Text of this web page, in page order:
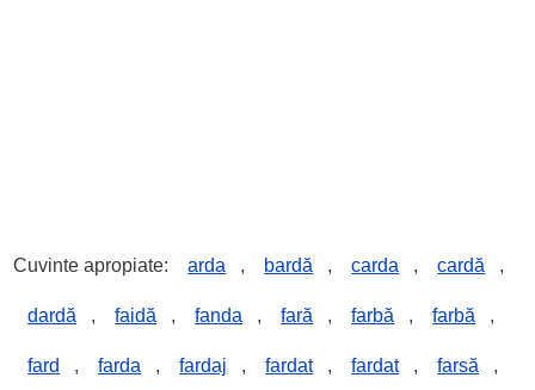
Cuvinte apropiate: arda , bardă , carda , cardă ,
dardă , faidă , fanda , fară , farbă , farbă ,
fard , farda , fardaj , fardat , fardat , farsă ,